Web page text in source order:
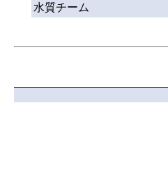
水質チーム